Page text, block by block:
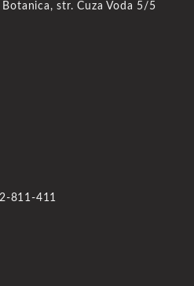
Botanica, str. Cuza Voda 5/5
811-411